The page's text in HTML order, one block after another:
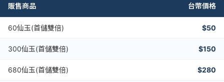
販售商品 台幣價格
60仙玉(首儲雙倍) $50
300仙玉(首儲雙倍) $150
680仙玉(首儲雙倍) $280